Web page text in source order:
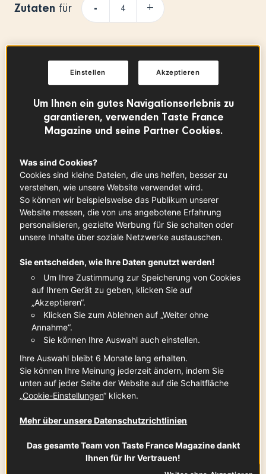
Zutaten für - +
Für die Blinis
Weizenmehl
0.50Päckchen
Ei
x1
Lauwarme Milch
120 ml
Geschmolzene Butter
15
0.50TL
Um Ihnen ein gutes Navigationserlebnis zu
garantieren, verwenden Taste France
Magazine und seine Partner Cookies.
Was sind Cookies?
Cookies sind kleine Dateien, die uns helfen, besser zu
verstehen, wie unsere Website verwendet wird.
So können wir beispielsweise das Publikum unserer
Website messen, die von uns angebotene Erfahrung
personalisieren, gezielte Werbung für Sie schalten oder
unsere Inhalte über soziale Netzwerke austauschen.
Sie entscheiden, wie Ihre Daten genutzt werden!
Um Ihre Zustimmung zur Speicherung von Cookies
auf Ihrem Gerät zu geben, klicken Sie auf
„Akzeptieren“.
Klicken Sie zum Ablehnen auf „Weiter ohne
Annahme“.
Sie können Ihre Auswahl auch einstellen.
Ihre Auswahl bleibt 6 Monate lang erhalten.
Sie können Ihre Meinung jederzeit ändern, indem Sie
unten auf jeder Seite der Website auf die Schaltfläche
„Cookie-Einstellungen“ klicken.
Mehr über unsere Datenschutzrichtlinien
Das gesamte Team von Taste France Magazine dankt
Ihnen für Ihr Vertrauen!
Akzeptieren
Einstellen